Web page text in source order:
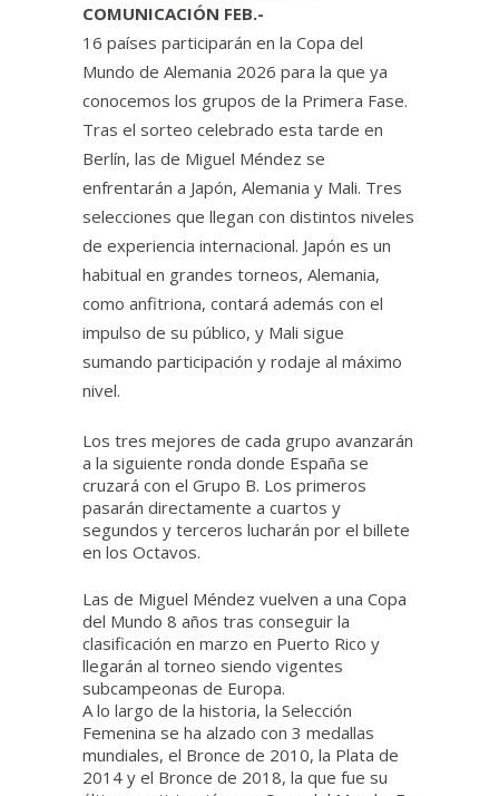
COMUNICACIÓN FEB.-
16 países participarán en la Copa del
Mundo de Alemania 2026 para la que ya
conocemos los grupos de la Primera Fase.
Tras el sorteo celebrado esta tarde en
Berlín, las de Miguel Méndez se
enfrentarán a Japón, Alemania y Mali. Tres
selecciones que llegan con distintos niveles
de experiencia internacional. Japón es un
habitual en grandes torneos, Alemania,
como anfitriona, contará además con el
impulso de su público, y Mali sigue
sumando participación y rodaje al máximo
nivel.
Los tres mejores de cada grupo avanzarán
a la siguiente ronda donde España se
cruzará con el Grupo B. Los primeros
pasarán directamente a cuartos y
segundos y terceros lucharán por el billete
en los Octavos.
Las de Miguel Méndez vuelven a una Copa
del Mundo 8 años tras conseguir la
clasificación en marzo en Puerto Rico y
llegarán al torneo siendo vigentes
subcampeonas de Europa.
A lo largo de la historia, la Selección
Femenina se ha alzado con 3 medallas
mundiales, el Bronce de 2010, la Plata de
2014 y el Bronce de 2018, la que fue su